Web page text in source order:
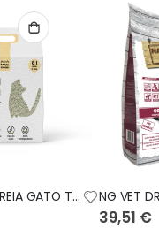
HAPPY MEOW AREIA GATO Tofu Original 2mm 6L COMPRE 4 LEVE 5
39,51 €